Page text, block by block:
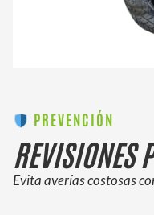
PREVENCIÓN
REVISIONES
Evita averías costosas